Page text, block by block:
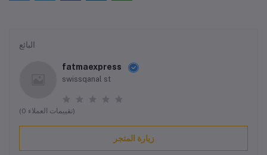
البائع
fatmaexpress
swissqanal st
(0 تقييمات العملاء)
زيارة المتجر